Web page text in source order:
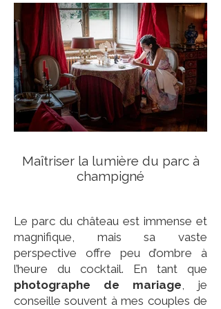
Maîtriser la lumière du parc à
champigné
Le parc du château est immense et
magnifique, mais sa vaste
perspective offre peu d’ombre à
l’heure du cocktail. En tant que
photographe de mariage, je
conseille souvent à mes couples de